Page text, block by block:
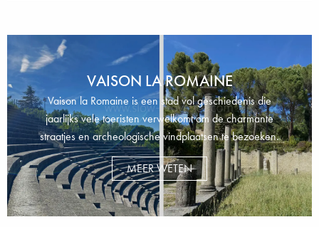
VAISON LA ROMAINE
Vaison la Romaine is een stad vol geschiedenis die
jaarlijks vele toeristen verwelkomt om de charmante
straatjes en archeologische vindplaatsen te bezoeken.
MEER WETEN